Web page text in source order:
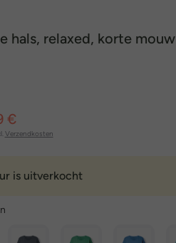
hals, relaxed, korte mouw
€
Verzendkosten
is uitverkocht